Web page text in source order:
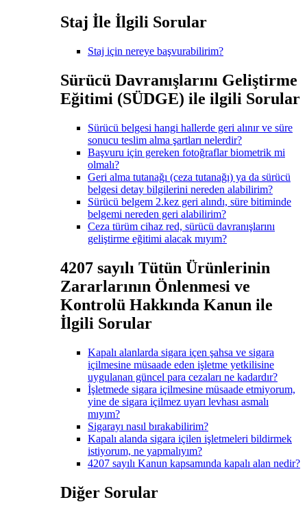
Staj İle İlgili Sorular
Staj için nereye başvurabilirim?
Sürücü Davranışlarını Geliştirme
Eğitimi (SÜDGE) ile ilgili Sorular
Sürücü belgesi hangi hallerde geri alınır ve süre
sonucu teslim alma şartları nelerdir?
Başvuru için gereken fotoğraflar biometrik mi
olmalı?
Geri alma tutanağı (ceza tutanağı) ya da sürücü
belgesi detay bilgilerini nereden alabilirim?
Sürücü belgem 2.kez geri alındı, süre bitiminde
belgemi nereden geri alabilirim?
Ceza türüm cihaz red, sürücü davranışlarını
geliştirme eğitimi alacak mıyım?
4207 sayılı Tütün Ürünlerinin
Zararlarının Önlenmesi ve
Kontrolü Hakkında Kanun ile
İlgili Sorular
Kapalı alanlarda sigara içen şahsa ve sigara
içilmesine müsaade eden işletme yetkilisine
uygulanan güncel para cezaları ne kadardır?
İşletmede sigara içilmesine müsaade etmiyorum,
yine de sigara içilmez uyarı levhası asmalı
mıyım?
Sigarayı nasıl bırakabilirim?
Kapalı alanda sigara içilen işletmeleri bildirmek
istiyorum, ne yapmalıyım?
4207 sayılı Kanun kapsamında kapalı alan nedir?
Diğer Sorular